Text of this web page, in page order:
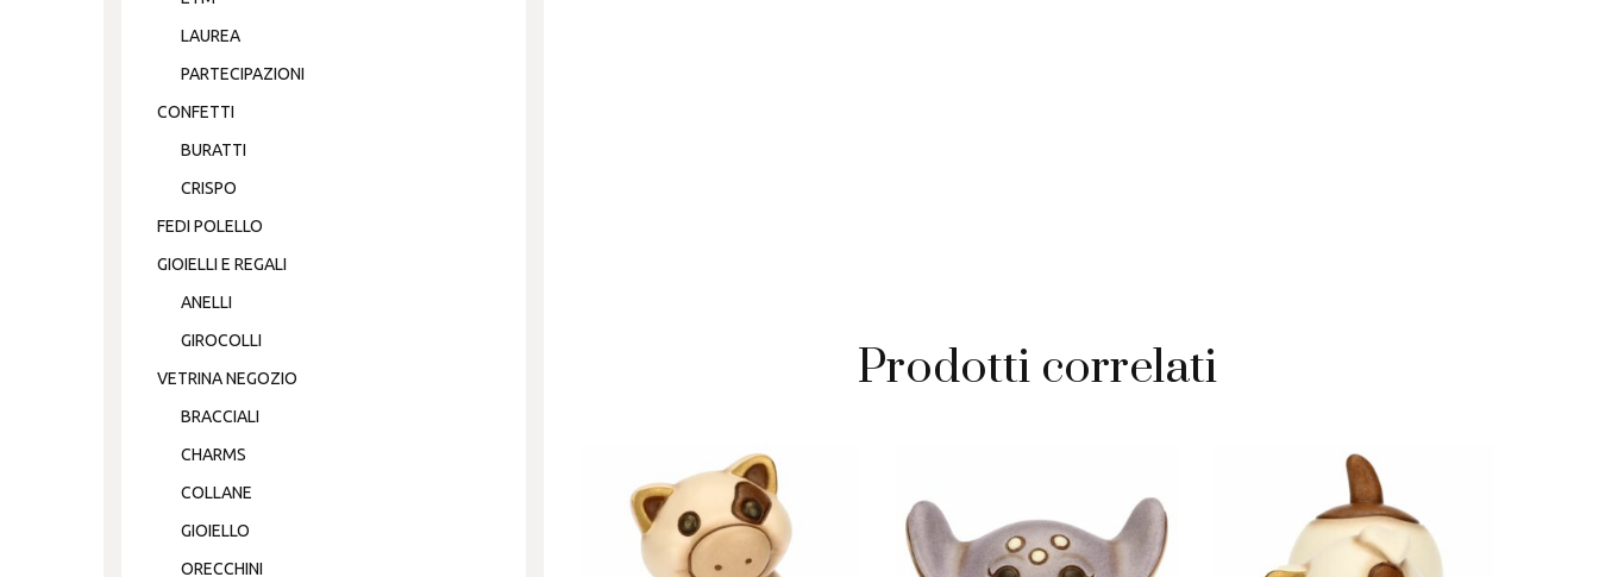
Prodotti correlati
LAUREA
PARTECIPAZIONI
CONFETTI
BURATTI
CRISPO
FEDI POLELLO
GIOIELLI E REGALI
ANELLI
GIROCOLLI
VETRINA NEGOZIO
BRACCIALI
CHARMS
COLLANE
GIOIELLO
ORECCHINI